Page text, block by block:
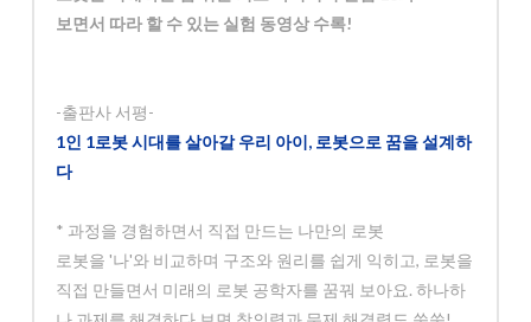
보면서 따라 할 수 있는 실험 동영상 수록!
-출판사 서평-
1인 1로봇 시대를 살아갈 우리 아이, 로봇으로 꿈을 설계하
다
* 과정을 경험하면서 직접 만드는 나만의 로봇
로봇을 '나'와 비교하며 구조와 원리를 쉽게 익히고, 로봇을
직접 만들면서 미래의 로봇 공학자를 꿈꿔 보아요. 하나하